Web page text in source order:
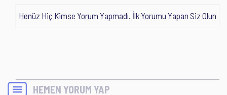
Henüz Hiç Kimse Yorum Yapmadı. İlk Yorumu Yapan Siz Olun
HEMEN YORUM YAP